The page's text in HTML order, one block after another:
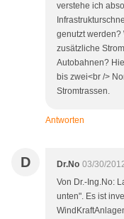
verstehe ich
genutzt werden?
zusätzliche
Autobahnen?
bis zwei<br />
Stromtrassen.
Antworten
D Dr.No 03/30/
Von Dr.-Ing.No:
unten". Es ist